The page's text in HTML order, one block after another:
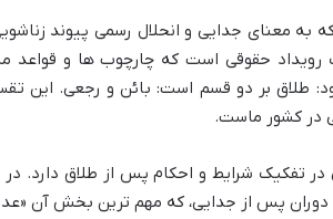
به معنای جدایی و انحلال رسمی پیوند
رویداد حقوقی است که چارچوب ها و قواعد
طلاق بر دو قسم است: بائن و رجعی. این
در کشور ماست.
تفکیک شرایط و احکام پس از طلاق دارد. در
پس از جدایی، که مهم ترین بخش آن